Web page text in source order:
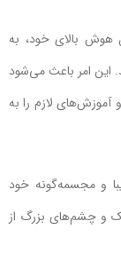
بالای خود، به
این امر باعث می‌شود
و آموزش‌های لازم را به
و مجسمه‌گونه خود
و چشم‌های بزرگ از